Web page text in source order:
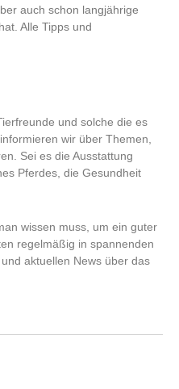
auch schon langjährige
Alle Tipps und
und solche die es
wir über Themen,
Sei es die Ausstattung
Pferdes, die Gesundheit
wissen muss, um ein guter
regelmäßig in spannenden
aktuellen News über das